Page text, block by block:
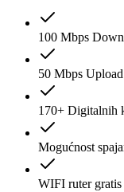
100 Mbps
50 Mbps Upload
170+ Digitalnih
Mogućnost
WIFI ruter gratis